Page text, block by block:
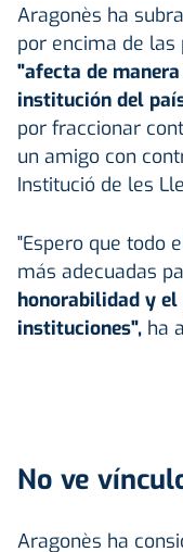
Aragonès ha
por encima de las
"afecta de
institución del
por fraccionar
un amigo con
Institució de les
"Espero que todo
más adecuadas
honorabilidad y
instituciones", ha
No ve
Aragonès ha